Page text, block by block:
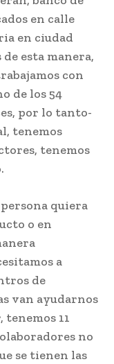
en calle
en ciudad
esta manera,
con
de los 54
por lo tanto-
tenemos
tenemos
quiera
o en
a
de
van ayudarnos
11
no
se tienen las